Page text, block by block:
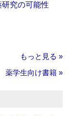
研究の可能性
もっと見る »
薬学生向け書籍 »